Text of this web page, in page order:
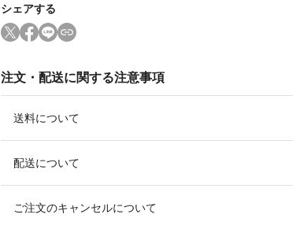
シェアする
注文・配送に関する注意事項
送料について
配送について
ご注文のキャンセルについて